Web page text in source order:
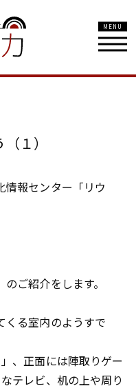
MENU
１）
報センター「リウ
ご紹介をします。
くる室内のようすで
、正面には陣取りゲー
テレビ、机の上や周り